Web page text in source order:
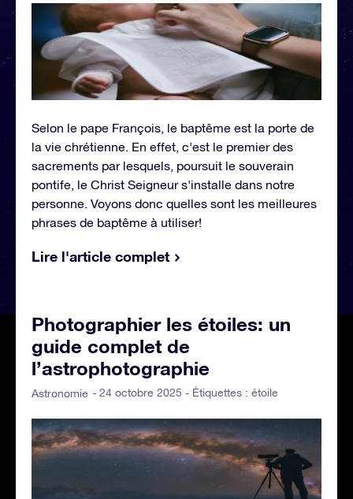
Selon le pape François, le baptême est la porte de
la vie chrétienne. En effet, c'est le premier des
sacrements par lesquels, poursuit le souverain
pontife, le Christ Seigneur s'installe dans notre
personne. Voyons donc quelles sont les meilleures
phrases de baptême à utiliser!
Lire l'article complet
Photographier les étoiles: un
guide complet de
l’astrophotographie
Astronomie - 24 octobre 2025 - Étiquettes : étoile